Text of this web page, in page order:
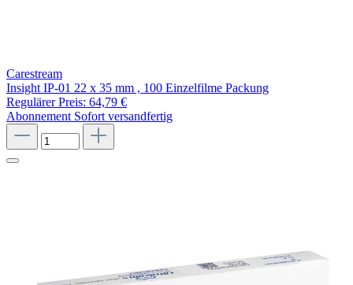
Carestream
Insight IP-01 22 x 35 mm , 100 Einzelfilme Packung
Regulärer Preis: 64,79 €
Abonnement Sofort versandfertig